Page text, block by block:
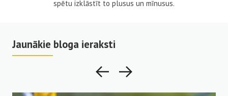
spētu izklāstīt to plusus un mīnusus.
Jaunākie bloga ieraksti